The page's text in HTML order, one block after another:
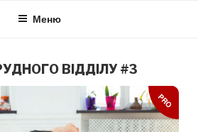
Меню
ВІДДІЛУ #3
PRO